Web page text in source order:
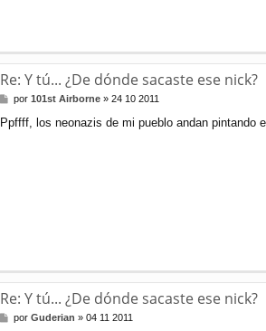
Re: Y tú... ¿De dónde sacaste ese nick?
M
n
por101st Airborne »24 10 2011
Ppffff, los neonazis de mi pueblo andan pintando
Re: Y tú... ¿De dónde sacaste ese nick?
M
porGuderian »04 11 2011